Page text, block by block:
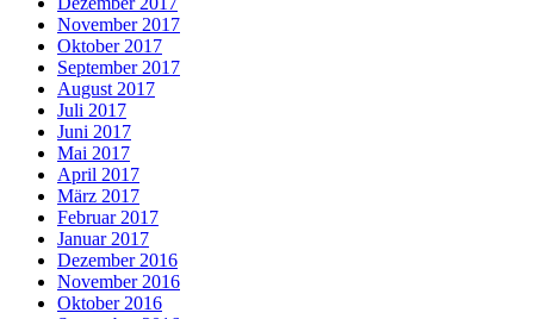
November 2017
Oktober 2017
September 2017
August 2017
Juli 2017
Juni 2017
Mai 2017
April 2017
März 2017
Februar 2017
Januar 2017
Dezember 2016
November 2016
Oktober 2016